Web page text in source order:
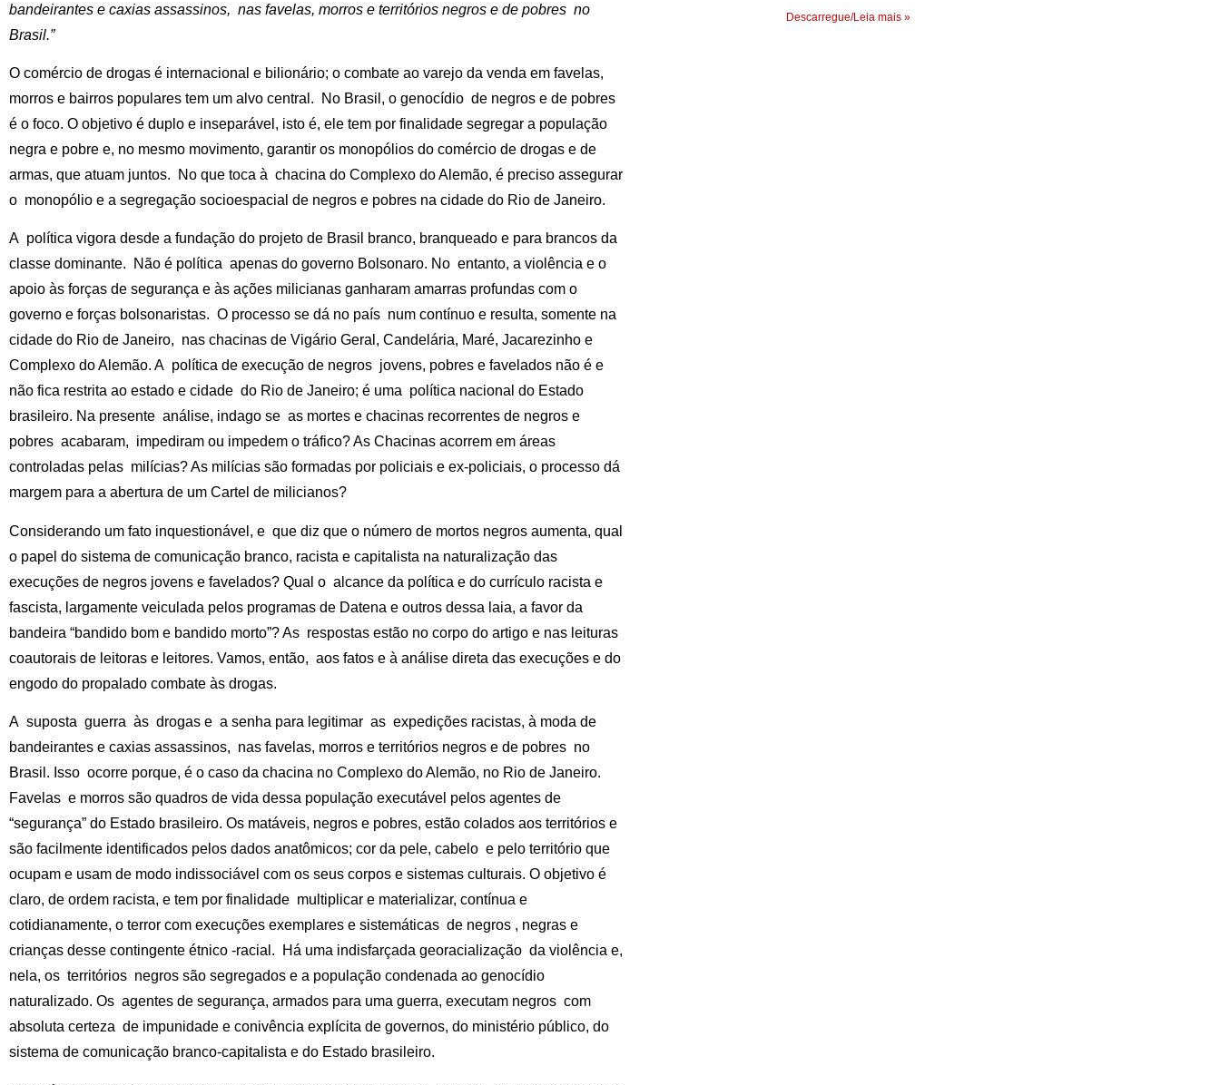
bandeirantes e caxias assassinos, nas favelas, morros e territórios negros e de pobres no
Brasil.”
O comércio de drogas é internacional e bilionário; o combate ao varejo da venda em favelas,
morros e bairros populares tem um alvo central. No Brasil, o genocídio de negros e de pobres
é o foco. O objetivo é duplo e inseparável, isto é, ele tem por finalidade segregar a população
negra e pobre e, no mesmo movimento, garantir os monopólios do comércio de drogas e de
armas, que atuam juntos. No que toca à chacina do Complexo do Alemão, é preciso assegurar
o monopólio e a segregação socioespacial de negros e pobres na cidade do Rio de Janeiro.
A política vigora desde a fundação do projeto de Brasil branco, branqueado e para brancos da
classe dominante. Não é política apenas do governo Bolsonaro. No entanto, a violência e o
apoio às forças de segurança e às ações milicianas ganharam amarras profundas com o
governo e forças bolsonaristas. O processo se dá no país num contínuo e resulta, somente na
cidade do Rio de Janeiro, nas chacinas de Vigário Geral, Candelária, Maré, Jacarezinho e
Complexo do Alemão. A política de execução de negros jovens, pobres e favelados não é e
não fica restrita ao estado e cidade do Rio de Janeiro; é uma política nacional do Estado
brasileiro. Na presente análise, indago se as mortes e chacinas recorrentes de negros e
pobres acabaram, impediram ou impedem o tráfico? As Chacinas acorrem em áreas
controladas pelas milícias? As milícias são formadas por policiais e ex-policiais, o processo dá
margem para a abertura de um Cartel de milicianos?
Considerando um fato inquestionável, e que diz que o número de mortos negros aumenta, qual
o papel do sistema de comunicação branco, racista e capitalista na naturalização das
execuções de negros jovens e favelados? Qual o alcance da política e do currículo racista e
fascista, largamente veiculada pelos programas de Datena e outros dessa laia, a favor da
bandeira “bandido bom e bandido morto”? As respostas estão no corpo do artigo e nas leituras
coautorais de leitoras e leitores. Vamos, então, aos fatos e à análise direta das execuções e do
engodo do propalado combate às drogas.
A suposta guerra às drogas e a senha para legitimar as expedições racistas, à moda de
bandeirantes e caxias assassinos, nas favelas, morros e territórios negros e de pobres no
Brasil. Isso ocorre porque, é o caso da chacina no Complexo do Alemão, no Rio de Janeiro.
Favelas e morros são quadros de vida dessa população executável pelos agentes de
“segurança” do Estado brasileiro. Os matáveis, negros e pobres, estão colados aos territórios e
são facilmente identificados pelos dados anatômicos; cor da pele, cabelo e pelo território que
ocupam e usam de modo indissociável com os seus corpos e sistemas culturais. O objetivo é
claro, de ordem racista, e tem por finalidade multiplicar e materializar, contínua e
cotidianamente, o terror com execuções exemplares e sistemáticas de negros , negras e
crianças desse contingente étnico -racial. Há uma indisfarçada georacialização da violência e,
nela, os territórios negros são segregados e a população condenada ao genocídio
naturalizado. Os agentes de segurança, armados para uma guerra, executam negros com
absoluta certeza de impunidade e conivência explícita de governos, do ministério público, do
sistema de comunicação branco-capitalista e do Estado brasileiro.
Descarregue/Leia mais »